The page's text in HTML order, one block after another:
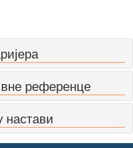
референце